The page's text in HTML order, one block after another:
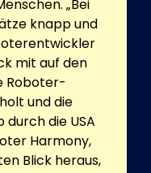
„Bei
knapp und
mit auf den
Roboter-
und die
durch die USA
Harmony,
Blick heraus,